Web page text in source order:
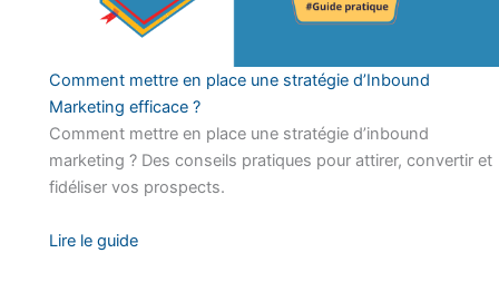
Comment mettre en place une stratégie d’Inbound
Marketing efficace ?
Comment mettre en place une stratégie d’inbound
marketing ? Des conseils pratiques pour attirer, convertir et
fidéliser vos prospects.
Lire le guide